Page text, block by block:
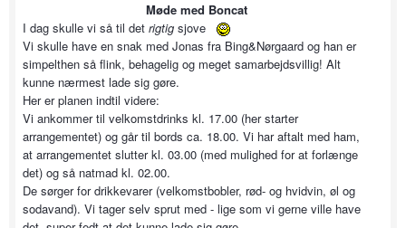
Møde med Boncat
I dag skulle vi så til det rigtig sjove
Vi skulle have en snak med Jonas fra Bing&Nørgaard og han er
simpelthen så flink, behagelig og meget samarbejdsvillig! Alt
kunne nærmest lade sig gøre.
Her er planen indtil videre:
Vi ankommer til velkomstdrinks kl. 17.00 (her starter
arrangementet) og går til bords ca. 18.00. Vi har aftalt med ham,
at arrangementet slutter kl. 03.00 (med mulighed for at forlænge
det) og så natmad kl. 02.00.
De sørger for drikkevarer (velkomstbobler, rød- og hvidvin, øl og
sodavand). Vi tager selv sprut med - lige som vi gerne ville have